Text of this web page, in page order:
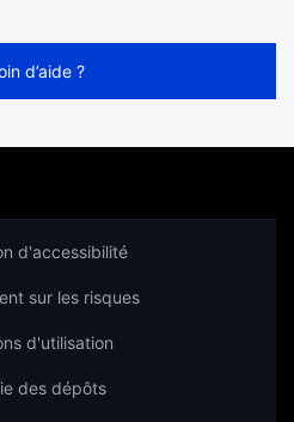
d’aide ?
d'accessibilité
sur les risques
d'utilisation
des dépôts